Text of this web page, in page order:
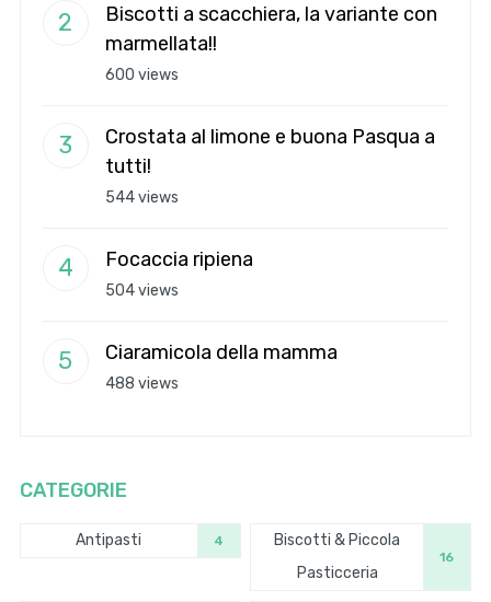
Biscotti a scacchiera, la variante con
marmellata!!
600 views
Crostata al limone e buona Pasqua a
tutti!
544 views
Focaccia ripiena
504 views
Ciaramicola della mamma
488 views
CATEGORIE
Antipasti 4
Biscotti & Piccola
Pasticceria
16